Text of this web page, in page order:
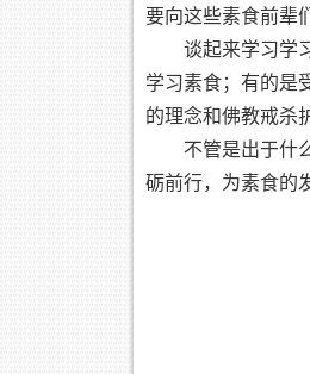
要向这些素食前辈
谈起来学习学
学习素食；有的是
的理念和佛教戒杀
不管是出于什
砺前行，为素食的